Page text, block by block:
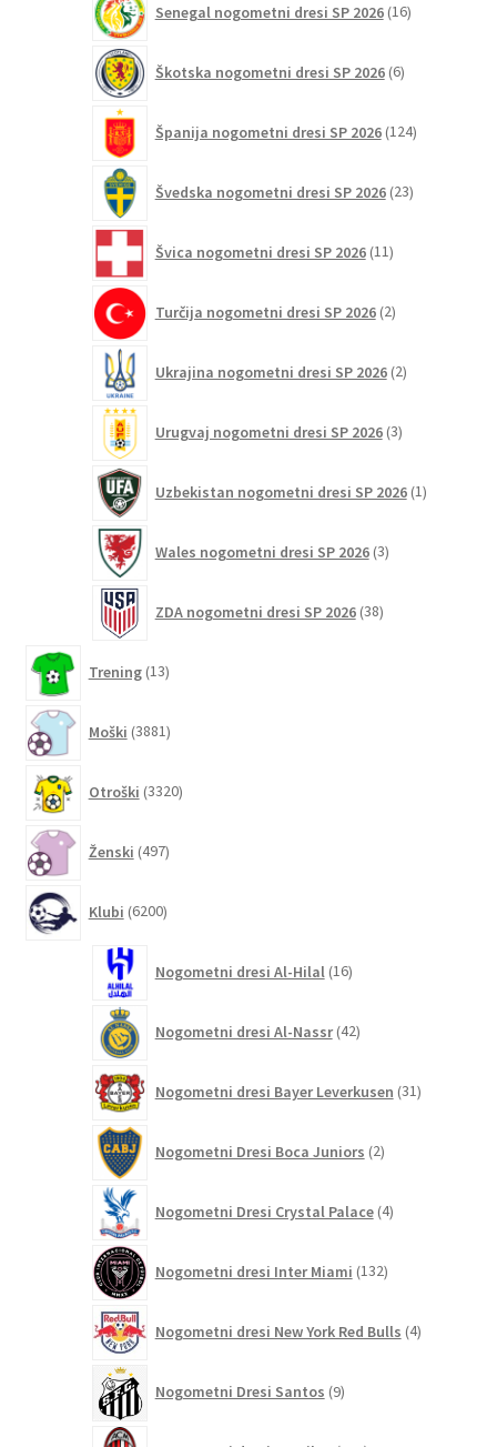
Senegal nogometni dresi SP 2026 16izdelkov
Škotska nogometni dresi SP 2026 6izdelkov
Španija nogometni dresi SP 2026 124izdelkov
Švedska nogometni dresi SP 2026 23izdelkov
Švica nogometni dresi SP 2026 11izdelkov
Turčija nogometni dresi SP 2026 2izdelka
Ukrajina nogometni dresi SP 2026 2izdelka
Urugvaj nogometni dresi SP 2026 3izdelki
Uzbekistan nogometni dresi SP 2026 1izdelek
Wales nogometni dresi SP 2026 3izdelki
ZDA nogometni dresi SP 2026 38izdelkov
Trening 13izdelkov
Moški 3881izdelkov
Otroški 3320izdelkov
Ženski 497izdelkov
Klubi 6200izdelkov
Nogometni dresi Al-Hilal 16izdelkov
Nogometni dresi Al-Nassr 42izdelkov
Nogometni dresi Bayer Leverkusen 31izdelkov
Nogometni Dresi Boca Juniors 2izdelka
Nogometni Dresi Crystal Palace 4izdelki
Nogometni dresi Inter Miami 132izdelkov
Nogometni dresi New York Red Bulls 4izdelki
Nogometni Dresi Santos 9izdelkov